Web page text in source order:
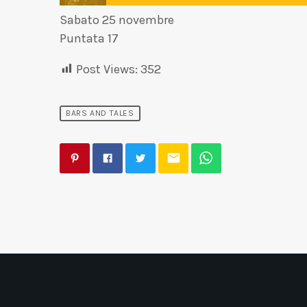
Sabato 25 novembre
Puntata 17
Post Views: 352
BARS AND TALES
email